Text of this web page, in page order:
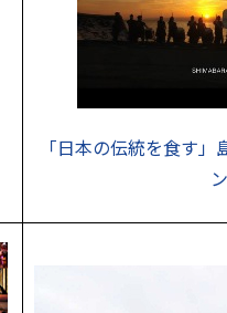
「日本の伝統を食す」